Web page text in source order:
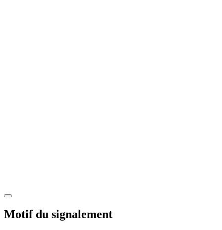
Motif du signalement